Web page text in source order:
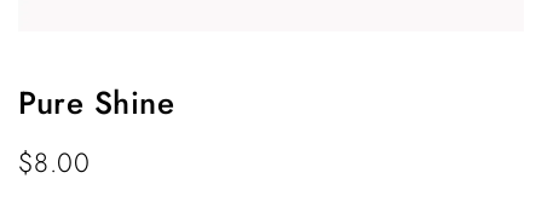
Pure Shine
$8.00